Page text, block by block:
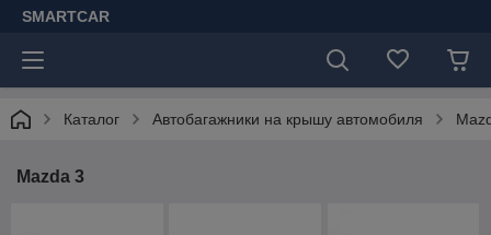
SMARTCAR
Каталог Автобагажники на крышу автомобиля
Mazda 3